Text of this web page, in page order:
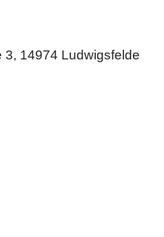
3, 14974 Ludwigsfelde